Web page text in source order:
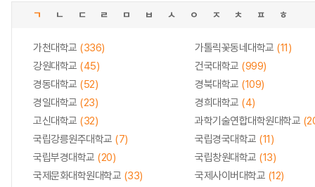
ㄱ ㄴ ㄷ ㄹ ㅁ ㅂ ㅅ ㅇ ㅈ ㅊ ㅍ ㅎ
가천대학교 (336) 가톨릭꽃동네대학교 (11)
강원대학교 (45) 건국대학교 (999)
경동대학교 (52) 경북대학교 (109)
경일대학교 (23) 경희대학교 (4)
고신대학교 (32) 과학기술연합대학원대학교
국립강릉원주대학교 (7) 국립경국대학교 (11)
국립부경대학교 (20) 국립창원대학교 (13)
국제문화대학원대학교 (33) 국제사이버대학교 (12)